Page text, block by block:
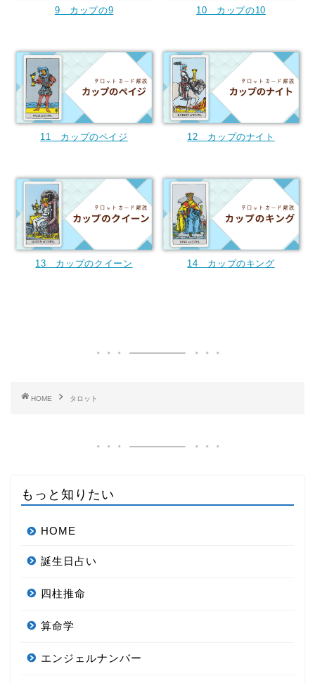
9 カップの9 10 カップの10
11 カップのペイジ 12 カップのナイト
13 カップのクイーン 14 カップのキング
HOME タロット
もっと知りたい
HOME
誕生日占い
四柱推命
算命学
エンジェルナンバー